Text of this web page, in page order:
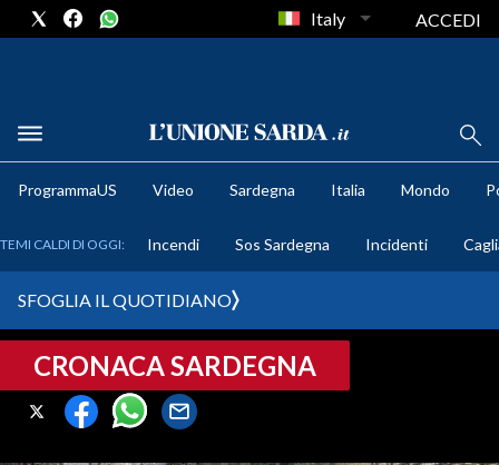
METEO
CRONACA SARDEGNA
CAGLIARI
Italy ACCEDI
ProgrammaUS Video Sardegna Italia Mondo
TEMI CALDI DI OGGI: Incendi Sos Sardegna Incidenti
SFOGLIA IL QUOTIDIANO
CRONACA SARDEGNA